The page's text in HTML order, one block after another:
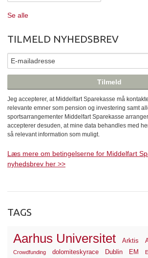
Se alle
TILMELD NYHEDSBREV
Jeg accepterer, at Middelfart Sparekasse må
relevante emner som pension og investering samt
sportsarrangementer Middelfart Sparekasse
accepterer desuden, at mine data behandles med
så relevant information som muligt.
Læs mere om betingelserne for Middelfart
nyhedsbrev her >>
TAGS
Aarhus Universitet Arktis
Crowdfunding dolomiteskyrace Dublin EM